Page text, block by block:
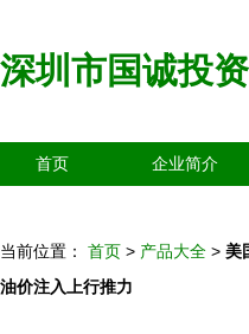
深圳市国诚投
首页 企业简介
当前位置： 首页 > 产品大全 > 美
油价注入上行推力